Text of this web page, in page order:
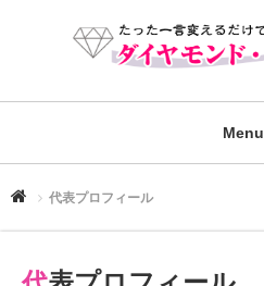
Menu
代表プロフィール